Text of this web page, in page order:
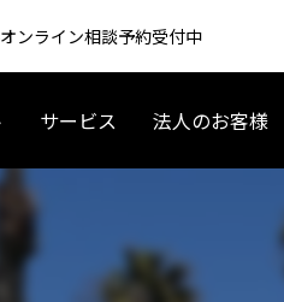
ンライン相談予約受付中
サービス 法人のお客様